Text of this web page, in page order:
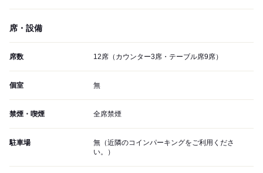
席・設備
席数 12席（カウンター3席・テーブル席9席）
個室 無
禁煙・喫煙 全席禁煙
駐車場
無（近隣のコインパーキングをご利用くださ
い。）